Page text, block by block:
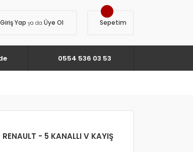
Giriş Yap ya da Üye Ol Sepetim
0554 536 03 53
- 5 KANALLI V KAYIŞ